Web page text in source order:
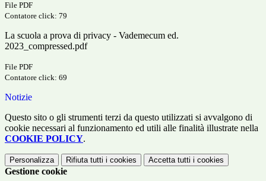
File PDF
Contatore click: 79
La scuola a prova di privacy - Vademecum ed.
2023_compressed.pdf
File PDF
Contatore click: 69
Notizie
Questo sito o gli strumenti terzi da questo utilizzati si avvalgono di
cookie necessari al funzionamento ed utili alle finalità illustrate nella
COOKIE POLICY.
Personalizza Rifiuta tutti i cookies Accetta tutti i cookies
Gestione cookie